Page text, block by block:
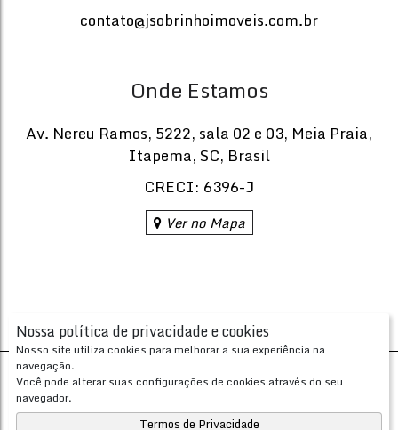
Nossa política de privacidade e cookies
Nosso site utiliza cookies para melhorar a sua experiência na
navegação.
Você pode alterar suas configurações de cookies através do seu
navegador.
Termos de Privacidade
contato@jsobrinhoimoveis.com.br
Onde Estamos
Av. Nereu Ramos, 5222, sala 02 e 03, Meia Praia,
Itapema, SC, Brasil
CRECI: 6396-J
Ver no Mapa
Apresenta.me ~ Plataforma Imobiliária